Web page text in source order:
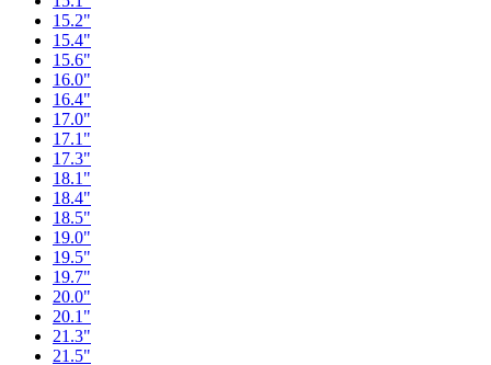
15.2"
15.4"
15.6"
16.0"
16.4"
17.0"
17.1"
17.3"
18.1"
18.4"
18.5"
19.0"
19.5"
19.7"
20.0"
20.1"
21.3"
21.5"